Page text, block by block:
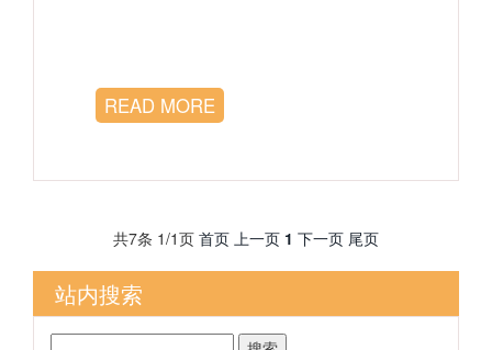
READ MORE
共7条 1/1页 首页 上一页 1 下一页 尾页
站内搜索